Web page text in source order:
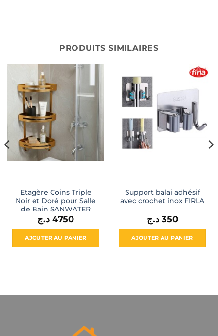
PRODUITS SIMILAIRES
Etagère Coins Triple
Noir et Doré pour Salle
de Bain SANWATER
4750 د.ج
AJOUTER AU PANIER
Support balai adhésif
avec crochet inox FIRLA
350 د.ج
AJOUTER AU PANIER